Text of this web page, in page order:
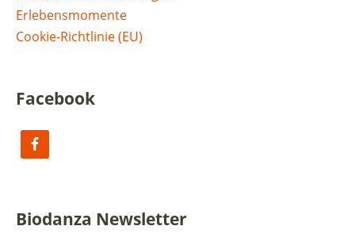
Erlebensmomente
Cookie-Richtlinie (EU)
Facebook
Biodanza Newsletter